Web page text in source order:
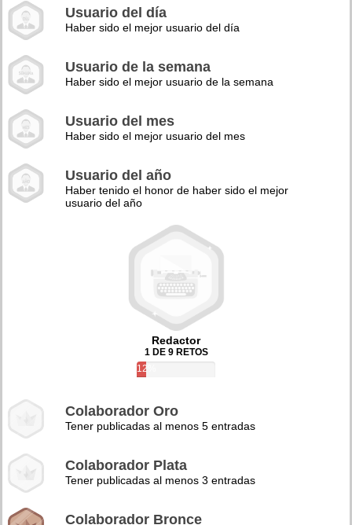
Usuario del día
Haber sido el mejor usuario del día
Usuario de la semana
Haber sido el mejor usuario de la semana
Usuario del mes
Haber sido el mejor usuario del mes
Usuario del año
Haber tenido el honor de haber sido el mejor
usuario del año
Redactor
1 DE 9 RETOS
12%
Colaborador Oro
Tener publicadas al menos 5 entradas
Colaborador Plata
Tener publicadas al menos 3 entradas
Colaborador Bronce